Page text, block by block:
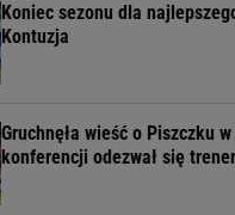
Koniec sezonu dla
Kontuzja
Gruchnęła wieść o Piszczku
konferencji odezwał się